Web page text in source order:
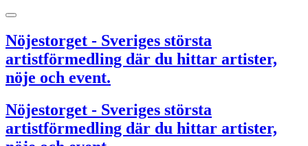
Nöjestorget - Sveriges största
artistförmedling där du hittar artister,
nöje och event.
Nöjestorget - Sveriges största
artistförmedling där du hittar artister,